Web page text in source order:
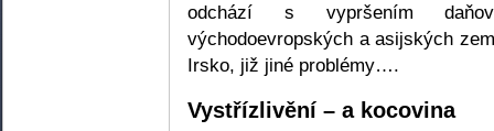
odchází s vypršením
východoevropských a asijských
Irsko, již jiné problémy….
Vystřízlivění – a kocovina